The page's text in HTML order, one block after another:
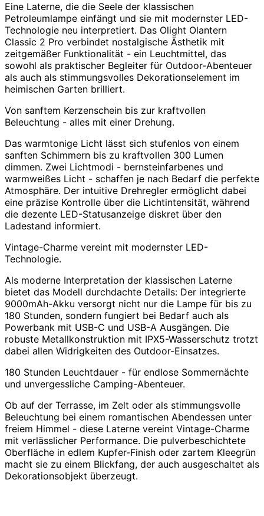
Eine Laterne, die die Seele der klassischen
Petroleumlampe einfängt und sie mit modernster LED-
Technologie neu interpretiert. Das Olight Olantern
Classic 2 Pro verbindet nostalgische Ästhetik mit
zeitgemäßer Funktionalität - ein Leuchtmittel, das
sowohl als praktischer Begleiter für Outdoor-Abenteuer
als auch als stimmungsvolles Dekorationselement im
heimischen Garten brilliert.
Von sanftem Kerzenschein bis zur kraftvollen
Beleuchtung - alles mit einer Drehung.
Das warmtonige Licht lässt sich stufenlos von einem
sanften Schimmern bis zu kraftvollen 300 Lumen
dimmen. Zwei Lichtmodi - bernsteinfarbenes und
warmweißes Licht - schaffen je nach Bedarf die perfekte
Atmosphäre. Der intuitive Drehregler ermöglicht dabei
eine präzise Kontrolle über die Lichtintensität, während
die dezente LED-Statusanzeige diskret über den
Ladestand informiert.
Vintage-Charme vereint mit modernster LED-
Technologie.
Als moderne Interpretation der klassischen Laterne
bietet das Modell durchdachte Details: Der integrierte
9000mAh-Akku versorgt nicht nur die Lampe für bis zu
180 Stunden, sondern fungiert bei Bedarf auch als
Powerbank mit USB-C und USB-A Ausgängen. Die
robuste Metallkonstruktion mit IPX5-Wasserschutz trotzt
dabei allen Widrigkeiten des Outdoor-Einsatzes.
180 Stunden Leuchtdauer - für endlose Sommernächte
und unvergessliche Camping-Abenteuer.
Ob auf der Terrasse, im Zelt oder als stimmungsvolle
Beleuchtung bei einem romantischen Abendessen unter
freiem Himmel - diese Laterne vereint Vintage-Charme
mit verlässlicher Performance. Die pulverbeschichtete
Oberfläche in edlem Kupfer-Finish oder zartem Kleegrün
macht sie zu einem Blickfang, der auch ausgeschaltet als
Dekorationsobjekt überzeugt.